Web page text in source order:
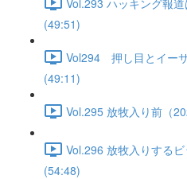
(49:51)
Vol294 押し目とイー
(49:11)
Vol.295 放牧入り前（
Vol.296 放牧入りする
(54:48)